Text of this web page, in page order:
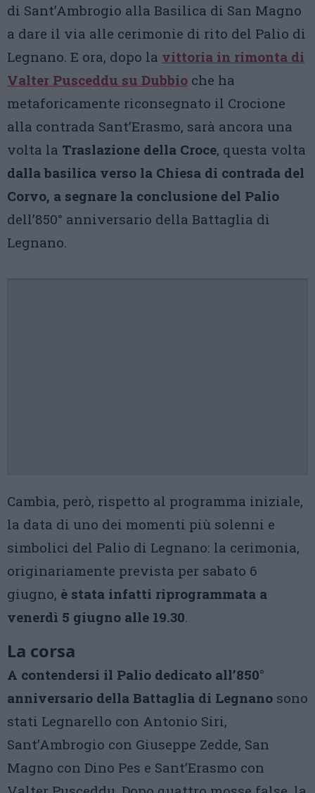
di Sant’Ambrogio alla Basilica di San Magno
a dare il via alle cerimonie di rito del Palio di
Legnano. E ora, dopo la vittoria in rimonta di
Valter Pusceddu su Dubbio che ha
metaforicamente riconsegnato il Crocione
alla contrada Sant’Erasmo, sarà ancora una
volta la Traslazione della Croce, questa volta
dalla basilica verso la Chiesa di contrada del
Corvo, a segnare la conclusione del Palio
dell’850° anniversario della Battaglia di
Legnano.
Cambia, però, rispetto al programma iniziale,
la data di uno dei momenti più solenni e
simbolici del Palio di Legnano: la cerimonia,
originariamente prevista per sabato 6
giugno, è stata infatti riprogrammata a
venerdì 5 giugno alle 19.30.
La corsa
A contendersi il Palio dedicato all’850°
anniversario della Battaglia di Legnano sono
stati Legnarello con Antonio Siri,
Sant’Ambrogio con Giuseppe Zedde, San
Magno con Dino Pes e Sant’Erasmo con